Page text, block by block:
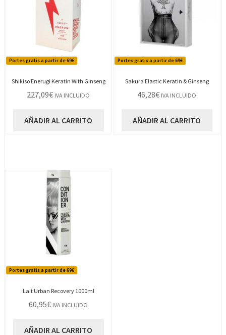
Portes gratis a partir de 69€
Shikiso Enerugi Keratin With Ginseng
227,09€ IVA INCLUIDO
AÑADIR AL CARRITO
Portes gratis a partir de 69€
Sakura Elastic Keratin & Ginseng
46,28€ IVA INCLUIDO
AÑADIR AL CARRITO
Portes gratis a partir de 69€
Lait Urban Recovery 1000ml
60,95€ IVA INCLUIDO
AÑADIR AL CARRITO